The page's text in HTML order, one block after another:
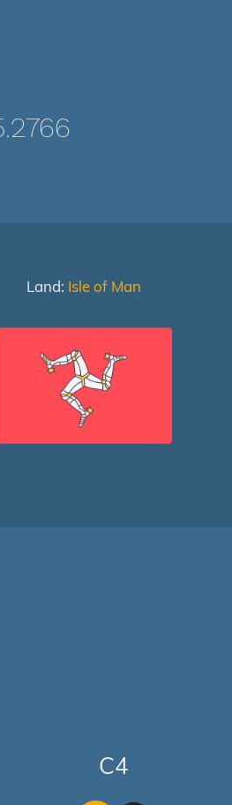
Land: Isle of Man
C4